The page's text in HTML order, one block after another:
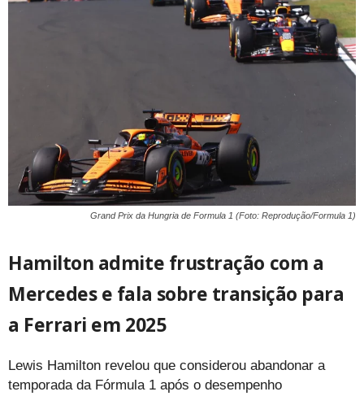
Grand Prix da Hungria de Formula 1 (Foto: Reprodução/Formula 1)
Hamilton admite frustração com a
Mercedes e fala sobre transição para
a Ferrari em 2025
Lewis Hamilton revelou que considerou abandonar a
temporada da Fórmula 1 após o desempenho